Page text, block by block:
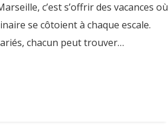
c’est s’offrir des vacances où
se côtoient à chaque escale.
chacun peut trouver…